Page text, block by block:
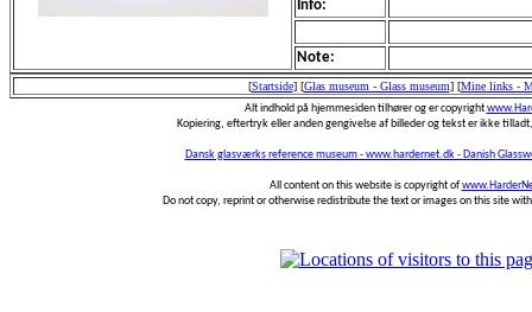
Info:
Note:
[Startside] [Glas museum - Glass museum] [Mine links -
Alt indhold på hjemmesiden tilhører og er copyright
Kopiering, eftertryk eller anden gengivelse af billeder og tekst er ikke
Dansk glasværks reference museum - www.hardernet.dk - Danish
All content on this website is copyright of
Do not copy, reprint or otherwise redistribute the text or images on this site